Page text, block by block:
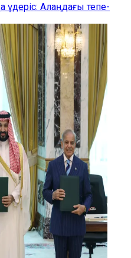
Алаңдағы тепе-